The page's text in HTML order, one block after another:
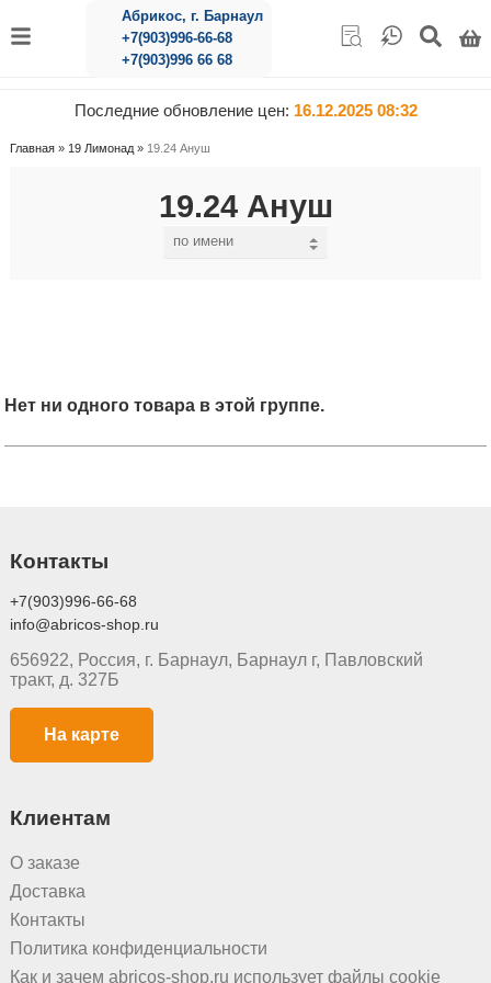
Абрикос, г. Барнаул
+7(903)996-66-68
+7(903)996 66 68
Последние обновление цен: 16.12.2025 08:32
Главная» 19 Лимонад» 19.24 Ануш
19.24 Ануш
Нет ни одного товара в этой группе.
Контакты
+7(903)996-66-68
info@abricos-shop.ru
656922, Россия, г. Барнаул, Барнаул г, Павловский
тракт, д. 327Б
На карте
Клиентам
О заказе
Доставка
Контакты
Политика конфиденциальности
Как и зачем abricos-shop.ru использует файлы cookie